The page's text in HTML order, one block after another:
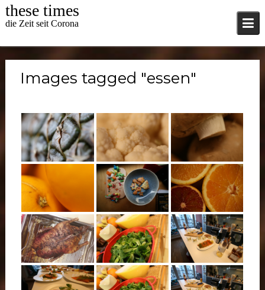
Skip
tothese times
die Zeit seit Corona
Images tagged "essen"